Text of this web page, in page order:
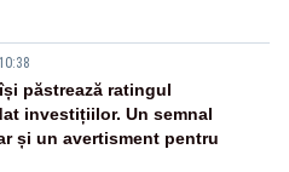
păstrează ratingul
investițiilor. Un semnal
și un avertisment pentru